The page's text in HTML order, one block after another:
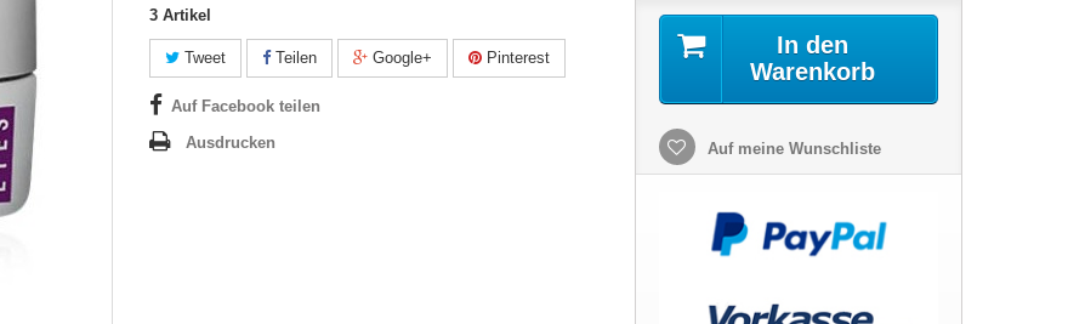
3 Artikel
Tweet Teilen Google+ Pinterest
Auf Facebook teilen
Ausdrucken
In den
Warenkorb
Auf meine Wunschliste